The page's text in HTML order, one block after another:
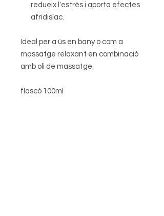
redueix l'estrès i aporta efectes
afridisíac.
Ideal per a ús en bany o com a
massatge relaxant en combinació
amb oli de massatge.
flascó 100ml